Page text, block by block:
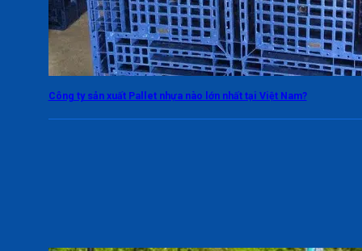
Công ty sản xuất Pallet nhựa nào lớn nhất tại Việt Nam?